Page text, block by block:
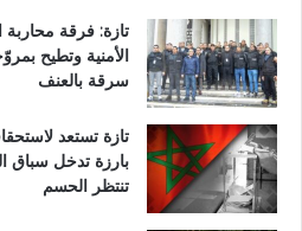
تازة: فرقة محاربة
الأمنية وتطيح
سرقة بالعنف
بارزة تدخل سباق
تنتظر الحسم